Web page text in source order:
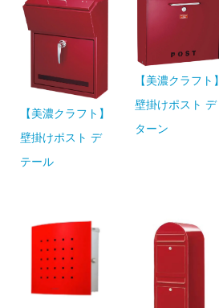
【美濃クラフト】
壁掛けポスト デ
テール
【美濃クラフト】
壁掛けポスト デ
ターン